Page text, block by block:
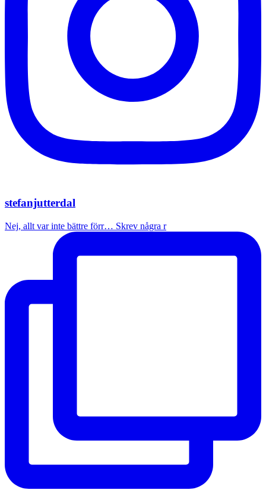
stefanjutterdal
Nej, allt var inte bättre förr… Skrev några r